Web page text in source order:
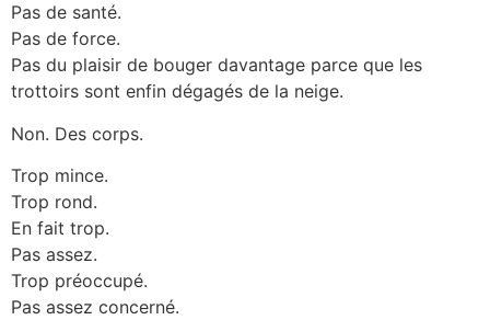
Pas de santé.
Pas de force.
Pas du plaisir de bouger davantage parce que les
trottoirs sont enfin dégagés de la neige.
Non. Des corps.
Trop mince.
Trop rond.
En fait trop.
Pas assez.
Trop préoccupé.
Pas assez concerné.